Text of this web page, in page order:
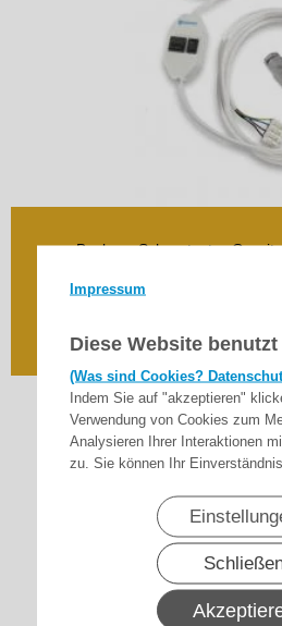
Impressum
Diese Website
(Was sind Cookies?
Indem Sie auf "akzeptieren"
Verwendung von Cookies zum
Analysieren Ihrer Interaktionen
zu. Sie können Ihr
Becker - Schnurtaster-
inkl. 19% MwSt.